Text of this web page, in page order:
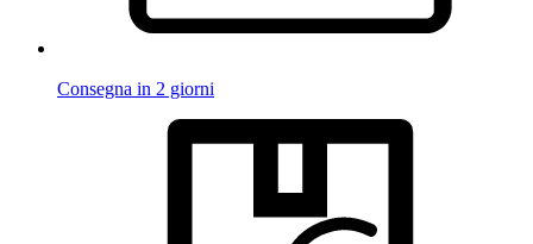
Consegna in 2 giorni